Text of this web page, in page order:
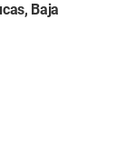
Baja